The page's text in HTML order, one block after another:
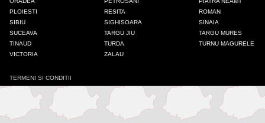
Odorheiu Secuiesc
PLOIESTI
RESITA
ROMAN
SIBIU
SIGHISOARA
SINAIA
SUCEAVA
TARGU JIU
TARGU MURES
TINAUD
TURDA
TURNU MAGURELE
VICTORIA
ZALAU
TERMENI SI CONDITII